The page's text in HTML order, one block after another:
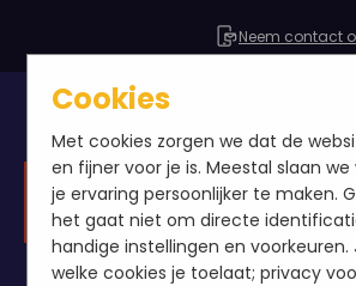
Neem contact
SEO cursus &
Cookies
Met cookies zorgen we dat de
en fijner voor je is. Meestal slaan
je ervaring persoonlijker te maken.
het gaat niet om directe
handige instellingen en voorkeuren.
welke cookies je toelaat; privacy